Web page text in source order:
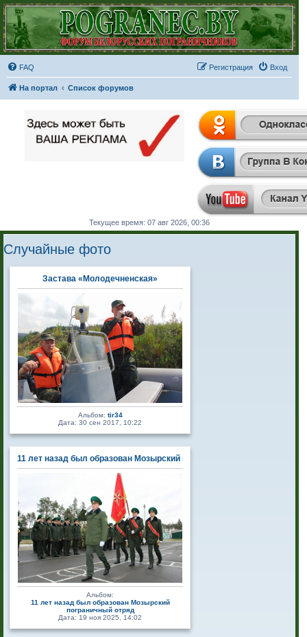
FAQ Вход
Регистрация
На портал Список форумов
Текущее время: 07 авг 2026, 00:36
Случайные фото
Застава «Молодечненская»
Альбом: tir34
Дата: 30 сен 2017, 10:22
11 лет назад был образован Мозырский пограничный отряд
Альбом:
11 лет назад был образован Мозырский
пограничный отряд
Дата: 19 ноя 2025, 14:02